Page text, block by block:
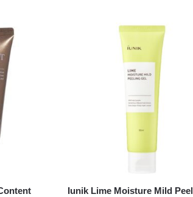
Iunik Lime Moisture Mild